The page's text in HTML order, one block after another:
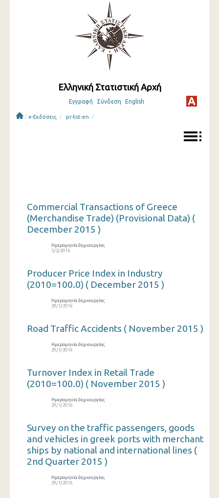
Ελληνική Στατιστική Αρχή
Εγγραφή Σύνδεση English
/ e-Εκδόσεις / pr-list-en /
Commercial Transactions of Greece
(Merchandise Trade) (Provisional Data) (
December 2015 )
Ημερομηνία δημιουργίας
5/2/2016
Producer Price Index in Industry
(2010=100.0) ( December 2015 )
Ημερομηνία δημιουργίας
29/1/2016
Road Traffic Accidents ( November 2015 )
Ημερομηνία δημιουργίας
29/1/2016
Turnover Index in Retail Trade
(2010=100.0) ( November 2015 )
Ημερομηνία δημιουργίας
29/1/2016
Survey on the traffic passengers, goods
and vehicles in greek ports with merchant
ships by national and international lines (
2nd Quarter 2015 )
Ημερομηνία δημιουργίας
29/1/2016